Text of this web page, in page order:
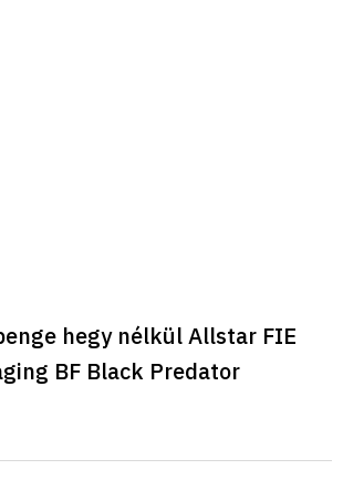
hegy nélkül Allstar FIE
BF Black Predator